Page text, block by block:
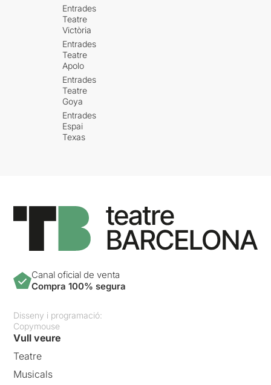
Entrades
Teatre
Victòria
Entrades
Teatre
Apolo
Entrades
Teatre
Goya
Entrades
Espai
Texas
Canal oficial de venta
Compra 100% segura
Disseny i programació:
Copymouse
Vull veure
Teatre
Musicals